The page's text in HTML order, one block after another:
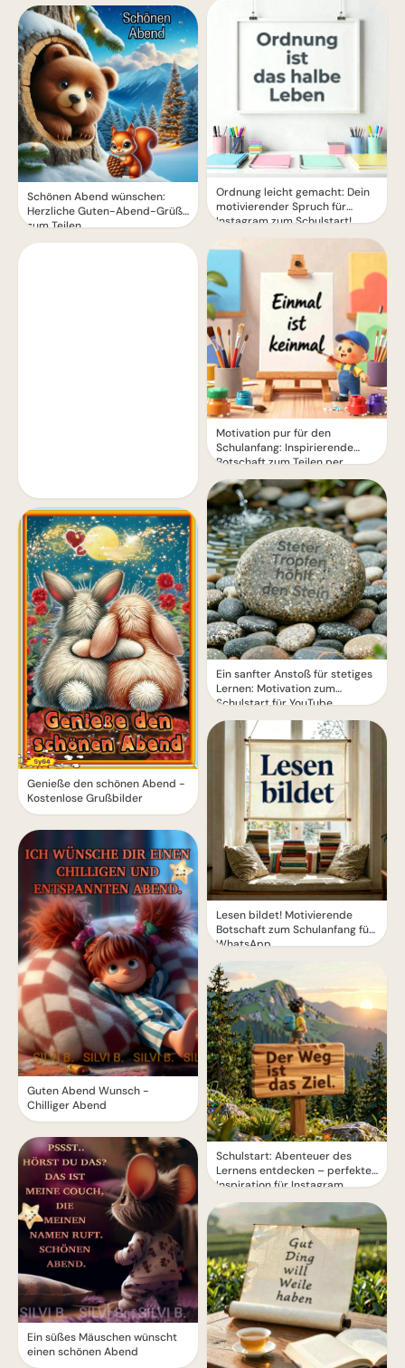
Schönen Abend wünschen:
Herzliche Guten-Abend-Grüße
zum Teilen
Genieße den schönen Abend -
Kostenlose Grußbilder
Guten Abend Wunsch -
Chilliger Abend
Ein süßes Mäuschen wünscht
einen schönen Abend
Ordnung leicht gemacht: Dein
motivierender Spruch für
Instagram zum Schulstart!
Motivation pur für den
Schulanfang: Inspirierende
Botschaft zum Teilen per
WhatsApp!
Ein sanfter Anstoß für stetiges
Lernen: Motivation zum
Schulstart für YouTube.
Lesen bildet! Motivierende
Botschaft zum Schulanfang für
WhatsApp
Schulstart: Abenteuer des
Lernens entdecken – perfekte
Inspiration für Instagram